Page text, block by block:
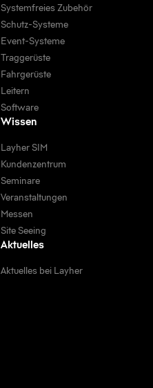
Systemfreies Zubehör
Schutz-Systeme
Event-Systeme
Traggerüste
Fahrgerüste
Leitern
Software
Wissen
Layher SIM
Kundenzentrum
Seminare
Veranstaltungen
Messen
Site Seeing
Aktuelles
Aktuelles bei Layher